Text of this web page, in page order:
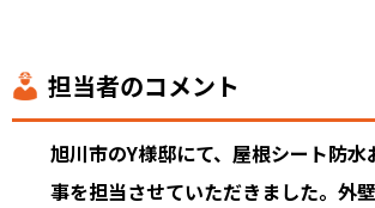
担当者のコメント
旭川市のY様邸にて、屋根シート防
事を担当させていただきました。外